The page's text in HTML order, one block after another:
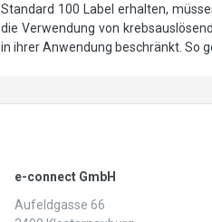
Standard 100 Label erhalten,
die Verwendung von
in ihrer Anwendung beschränkt. So
e-connect GmbH
Aufeldgasse 66